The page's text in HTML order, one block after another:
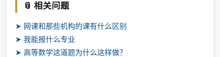
📎 相关问题
➤ 网课和那些机构的课有什么区别
➤ 我能报什么专业
➤ 高等数学这道题为什么这样做？